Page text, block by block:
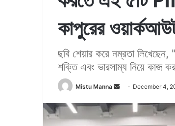
কাপুরের
ছবি শেয়ার করে নম্রতা
শক্তি এবং ভারসাম্য নিয়ে কাজ
Mistu Manna
d
December 4,